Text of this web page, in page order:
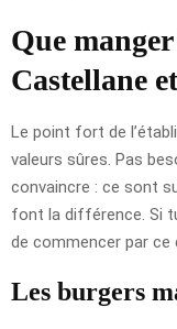
Que
Castellane
Le point fort de
valeurs sûres. Pas
convaincre : ce sont
font la différence. Si
de commencer par ce
Les burgers